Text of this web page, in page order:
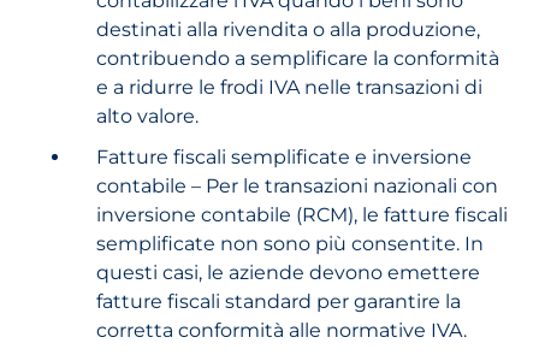
destinati alla rivendita o alla produzione,
contribuendo a semplificare la conformità
e a ridurre le frodi IVA nelle transazioni di
alto valore.
Fatture fiscali semplificate e inversione
contabile – Per le transazioni nazionali con
inversione contabile (RCM), le fatture fiscali
semplificate non sono più consentite. In
questi casi, le aziende devono emettere
fatture fiscali standard per garantire la
corretta conformità alle normative IVA.